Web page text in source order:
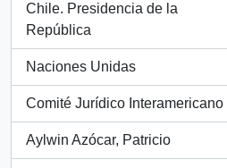
Chile. Presidencia de la
República
, 17 resultados
Naciones Unidas
, 4 resultados
Comité Jurídico Interamericano
, 2 resultados
Aylwin Azócar, Patricio
, 1 resultados